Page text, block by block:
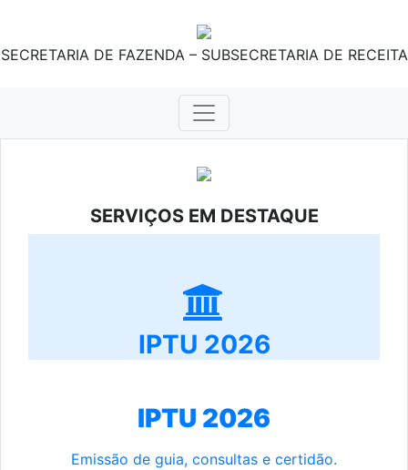
SECRETARIA DE FAZENDA – SUBSECRETARIA DE RECEITA
SERVIÇOS EM DESTAQUE
IPTU 2026
IPTU 2026
Emissão de guia, consultas e certidão.